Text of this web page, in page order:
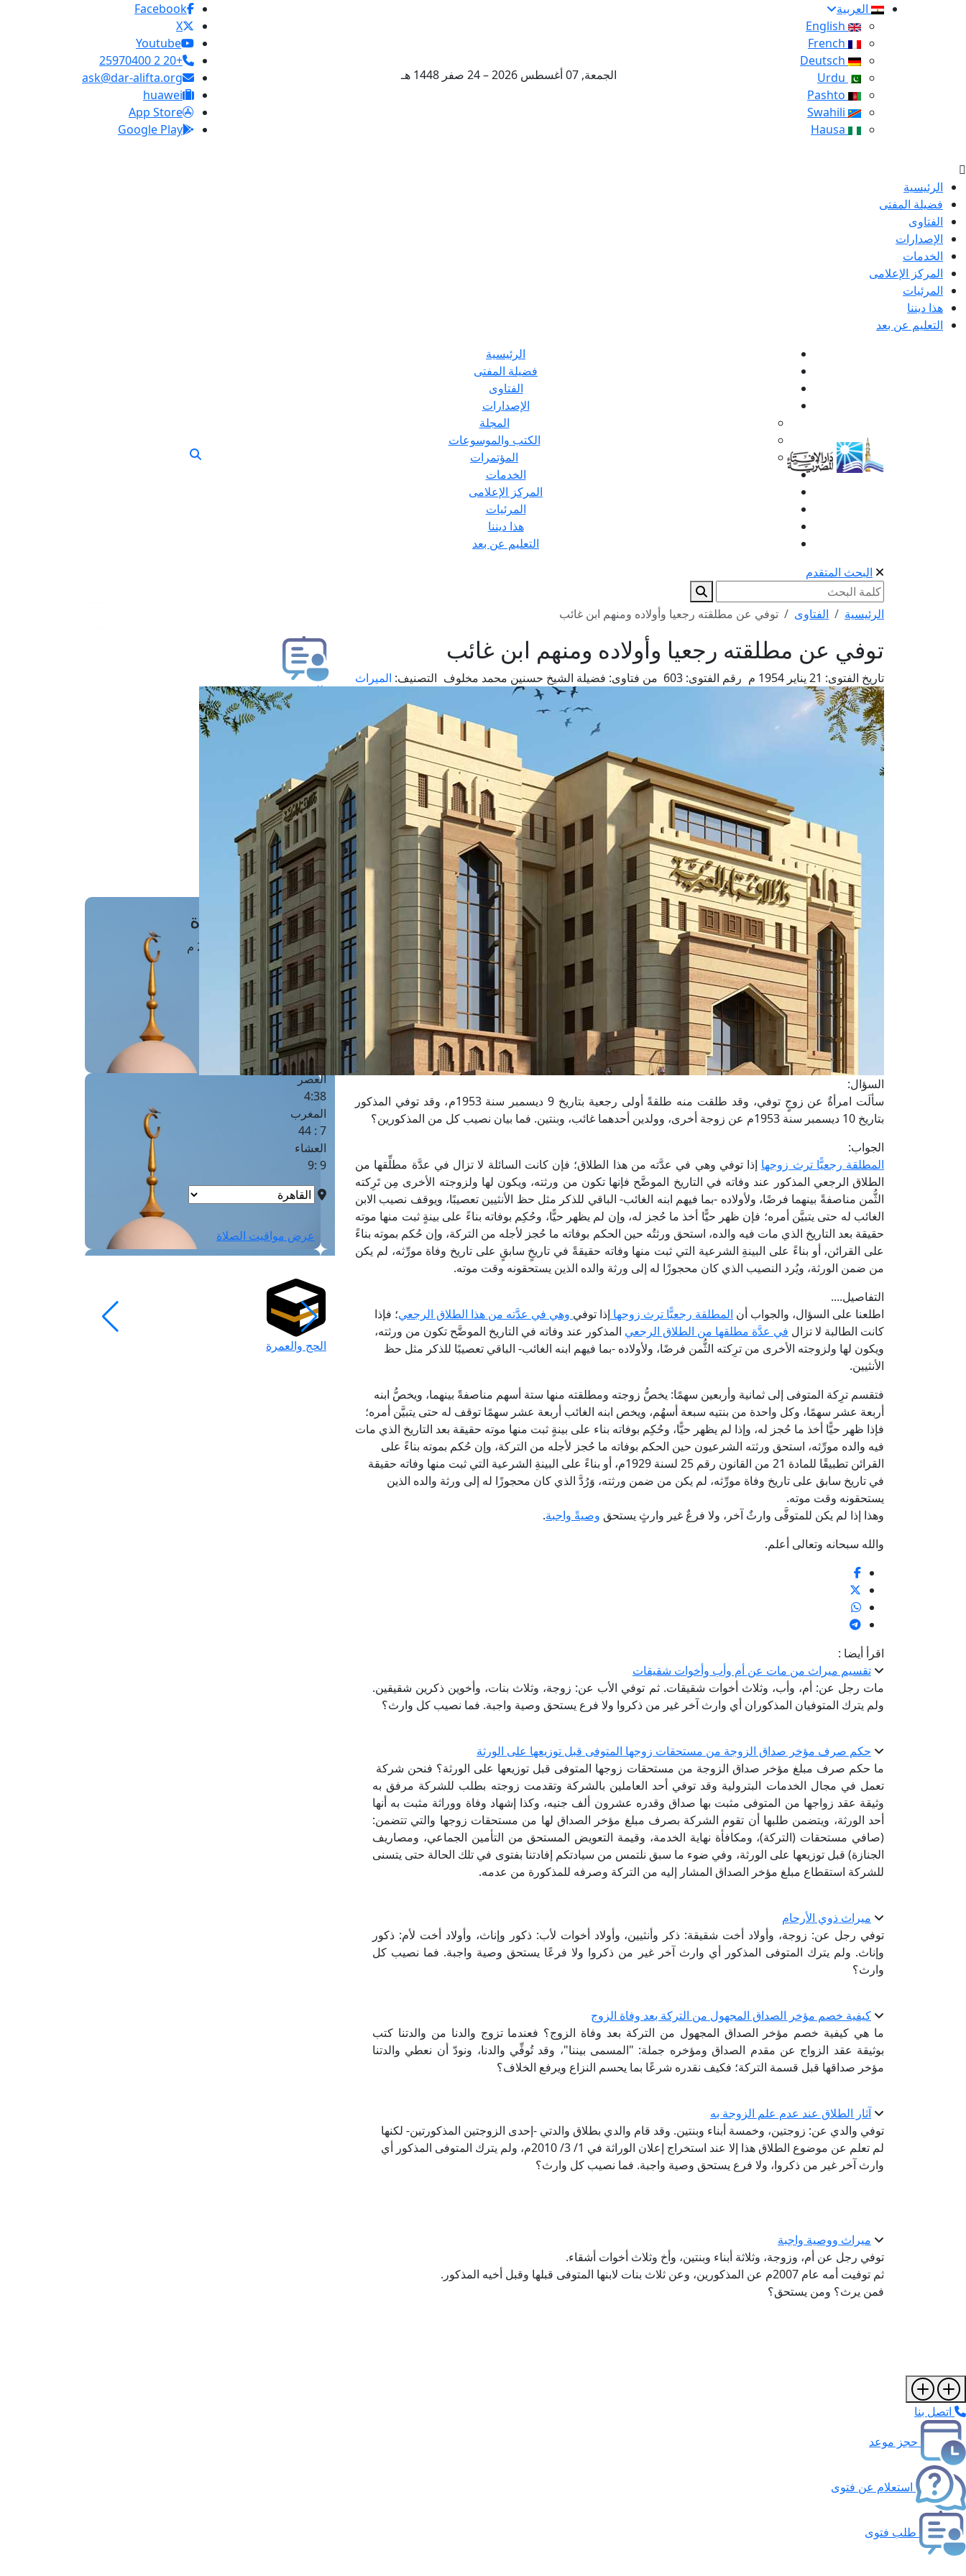
العربية
الجمعة, 07 أغسطس 2026 – 24 صفر 1448 هـ
Facebook
X
Youtube
+20 2 25970400
ask@dar-alifta.org
huawei
App Store
Google Play
الرئيسية
فضيلة المفتى
الفتاوى
الإصدارات
الخدمات
المركز الإعلامى
المرئيات
هذا ديننا
التعليم عن بعد
الرئيسية
فضيلة المفتى
الفتاوى
الإصدارات
المجلة
الكتب والموسوعات
المؤتمرات
الخدمات
المركز الإعلامى
المرئيات
هذا ديننا
التعليم عن بعد
البحث المتقدم
الرئيسية الفتاوى توفي عن مطلقته رجعيا وأولاده ومنهم ابن غائب
توفي عن مطلقته رجعيا وأولاده ومنهم ابن غائب
تاريخ الفتوى: رقم الفتوى: من فتاوى: فضيلة الشيخ حسنين محمد مخلوف التصنيف: الميراث
السؤال:
سألَت امرأةٌ عن زوجٍ توفي، وقد طلقت منه طلقةً أولى رجعية بتاريخ 9 ديسمبر سنة 1953م، وقد توفي المذكور
بتاريخ 10 ديسمبر سنة 1953م عن زوجة أخرى، وولدين أحدهما غائب، وبنتين. فما بيان نصيب كل من المذكورين؟
الجواب:
المطلقة رجعيًّا ترث زوجها إذا توفي وهي في عدَّته من هذا الطلاق؛ فإن كانت السائلة لا تزال في عدَّة مطلِّقها من
الطلاق الرجعي المذكور عند وفاته في التاريخ الموضَّح فإنها تكون من ورثته، ويكون لها ولزوجته الأخرى مِن تَرِكته
الثُّمن مناصفةً بينهما فرضًا، ولأولاده -بما فيهم ابنه الغائب- الباقي للذكر مثل حظ الأنثيين تعصيبًا، ويوقف نصيب الابن
الغائب له حتى يتبيَّن أمره؛ فإن ظهر حيًّا أخذ ما حُجز له، وإن لم يظهر حيًّا، وحُكِم بوفاته بناءً على بينةٍ ثبت منها موته
حقيقة بعد التاريخ الذي مات فيه والده، استحق ورثتُه حين الحكم بوفاته ما حُجز لأجله من التركة، وإن حُكم بموته بناءً
على القرائن، أو بناءً على البينةِ الشرعية التي ثبت منها وفاته حقيقةً في تاريخٍ سابقٍ على تاريخ وفاة مورِّثه، لم يكن
من ضمن الورثة، ويُرد النصيب الذي كان محجوزًا له إلى ورثة والده الذين يستحقونه وقت موته.
التفاصيل....
اطلعنا على السؤال، والجواب أن المطلقة رجعيًّا ترث زوجها إذا توفي وهي في عدَّته من هذا الطلاق الرجعي؛ فإذا
كانت الطالبة لا تزال في عدَّة مطلقها من الطلاق الرجعي المذكور عند وفاته في التاريخ الموضَّح تكون من ورثته،
ويكون لها ولزوجته الأخرى من ترِكته الثُّمن فرضًا، ولأولاده -بما فيهم ابنه الغائب- الباقي تعصيبًا للذكر مثل حظ
الأنثيين.
فتقسم ترِكة المتوفى إلى ثمانية وأربعين سهمًا: يخصُّ زوجته ومطلقته منها ستة أسهم مناصفةً بينهما، ويخصُّ ابنه
أربعة عشر سهمًا، وكل واحدة من بنتيه سبعة أسهُم، ويخص ابنه الغائب أربعة عشر سهمًا توقف له حتى يتبيَّن أمره؛
فإذا ظهر حيًّا أخذ ما حُجز له، وإذا لم يظهر حيًّا، وحُكِم بوفاته بناء على بينةٍ ثبت منها موته حقيقة بعد التاريخ الذي مات
فيه والده مورِّثه، استحق ورثته الشرعيون حين الحكم بوفاته ما حُجز لأجله من التركة، وإن حُكم بموته بناءً على
القرائن تطبيقًا للمادة 21 من القانون رقم 25 لسنة 1929م، أو بناءً على البينةِ الشرعية التي ثبت منها وفاته حقيقة
في تاريخ سابق على تاريخ وفاة مورِّثه، لم يكن من ضمن ورثته، وَرُدَّ الذي كان محجوزًا له إلى ورثة والده الذين
يستحقونه وقت موته.
وهذا إذا لم يكن للمتوفَّى وارثٌ آخر، ولا فرعٌ غير وارثٍ يستحق وصيةً واجبة.
والله سبحانه وتعالى أعلم.
اقرأ أيضا :
تقسيم ميراث من مات عن أم وأب وأخوات شقيقات
مات رجل عن: أم، وأب، وثلاث أخوات شقيقات. ثم توفي الأب عن: زوجة، وثلاث بنات، وأخوين ذكرين شقيقين.
ولم يترك المتوفيان المذكوران أي وارث آخر غير من ذكروا ولا فرع يستحق وصية واجبة. فما نصيب كل وارث؟
حكم صرف مؤخر صداق الزوجة من مستحقات زوجها المتوفى قبل توزيعها على الورثة
ما حكم صرف مبلغ مؤخر صداق الزوجة من مستحقات زوجها المتوفى قبل توزيعها على الورثة؟ فنحن شركة
تعمل في مجال الخدمات البترولية وقد توفي أحد العاملين بالشركة وتقدمت زوجته بطلب للشركة مرفق به
وثيقة عقد زواجها من المتوفى مثبت بها صداق وقدره عشرون ألف جنيه، وكذا إشهاد وفاة ووراثة مثبت به أنها
أحد الورثة، ويتضمن طلبها أن تقوم الشركة بصرف مبلغ مؤخر الصداق لها من مستحقات زوجها والتي تتضمن:
(صافي مستحقات (التركة)، ومكافأة نهاية الخدمة، وقيمة التعويض المستحق من التأمين الجماعي، ومصاريف
الجنازة) قبل توزيعها على الورثة، وفي ضوء ما سبق نلتمس من سيادتكم إفادتنا بفتوى في تلك الحالة حتى يتسنى
للشركة استقطاع مبلغ مؤخر الصداق المشار إليه من التركة وصرفه للمذكورة من عدمه.
ميراث ذوي الأرحام
توفي رجل عن: زوجة، وأولاد أخت شقيقة: ذكر وأنثيين، وأولاد أخوات لأب: ذكور وإناث، وأولاد أخت لأم: ذكور
وإناث. ولم يترك المتوفى المذكور أي وارث آخر غير من ذكروا ولا فرعًا يستحق وصية واجبة. فما نصيب كل
وارث؟
كيفية خصم مؤخر الصداق المجهول من التركة بعد وفاة الزوج
ما هي كيفية خصم مؤخر الصداق المجهول من التركة بعد وفاة الزوج؟ فعندما تزوج والدنا من والدتنا كتب
بوثيقة عقد الزواج عن مقدم الصداق ومؤخره جملة: "المسمى بيننا"، وقد تُوفِّي والدنا، ونودّ أن نعطي والدتنا
مؤخر صداقها قبل قسمة التركة؛ فكيف نقدره شرعًا بما يحسم النزاع ويرفع الخلاف؟
آثار الطلاق عند عدم علم الزوجة به
توفي والدي عن: زوجتين، وخمسة أبناء وبنتين. وقد قام والدي بطلاق والدتي -إحدى الزوجتين المذكورتين- لكنها
لم تعلم عن موضوع الطلاق هذا إلا عند استخراج إعلان الوراثة في 1/ 3/ 2010م، ولم يترك المتوفى المذكور أي
وارث آخر غير من ذكروا، ولا فرع يستحق وصية واجبة. فما نصيب كل وارث؟
ميراث ووصية واجبة
توفي رجل عن أم، وزوجة، وثلاثة أبناء وبنتين، وأخ وثلاث أخوات أشقاء.
ثم توفيت أمه عام 2007م عن المذكورين، وعن ثلاث بنات لابنها المتوفى قبلها وقبل أخيه المذكور.
فمن يرث؟ ومن يستحق؟
طلب فتوى
استعلام عن فتوى
حجز موعد
الفتوى الهاتفية
مَواقِيتُ الصَّـــلاة
القاهرة · 07 أغسطس 2026 م
الفجر
4 :41
الشروق
6 :17
الظهر
العصر
4:38
المغرب
7 : 44
العشاء
9 :9
عرض مواقيت الصلاة
الحج والعمرة
اتصل بنا
حجز موعد
استعلام عن فتوى
طلب فتوى